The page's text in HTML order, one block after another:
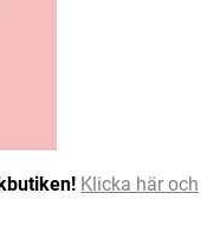
Klicka här och